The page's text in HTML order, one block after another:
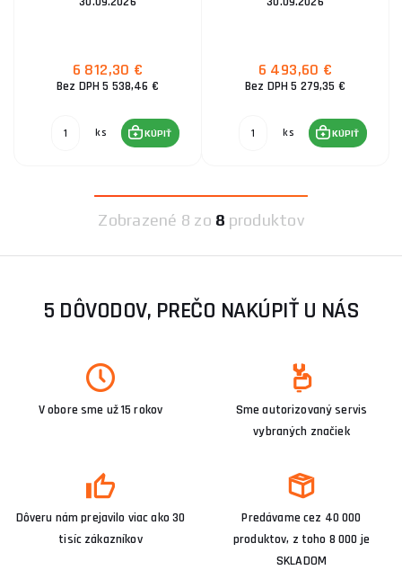
6 812,30 €
Bez DPH 5 538,46 €
ks KÚPIŤ
6 493,60 €
Bez DPH 5 279,35 €
ks KÚPIŤ
Zobrazené 8 zo 8 produktov
5 DÔVODOV, PREČO NAKÚPIŤ U NÁS
V obore sme už 15 rokov
Sme autorizovaný servis
vybraných značiek
Dôveru nám prejavilo viac ako 30
tisíc zákazníkov
Predávame cez 40 000
produktov, z toho 8 000 je
SKLADOM